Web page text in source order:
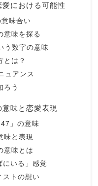
における可能性
味合い
意味を探る
う数字の意味
とは？
ュアンス
ろう
味と恋愛表現
」の意味
味と表現
意味とは
にいる」感覚
ストの想い